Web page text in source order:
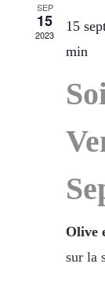
SEP
15
2023
15
min
Olive
sur la